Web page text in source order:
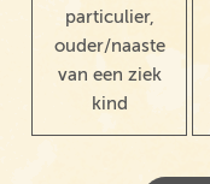
particulier,
ouder/naaste
van een ziek
kind